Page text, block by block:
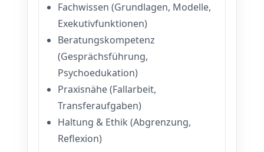
Fachwissen (Grundlagen, Modelle,
Exekutivfunktionen)
Beratungskompetenz
(Gesprächsführung,
Psychoedukation)
Praxisnähe (Fallarbeit,
Transferaufgaben)
Haltung & Ethik (Abgrenzung,
Reflexion)